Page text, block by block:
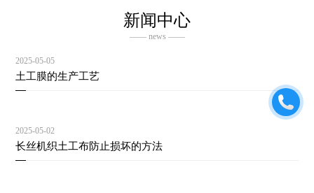
新闻中心
—— news ——
2025-05-05
土工膜的生产工艺
2025-05-02
长丝机织土工布防止损坏的方法